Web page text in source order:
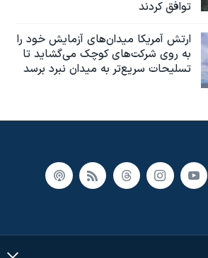
توافق کردند
ارتش آمریکا میدان‌های آزمایش خود را
به روی شرکت‌های کوچک می‌گشاید تا
تسلیحات سریع‌تر به میدان نبرد برسد